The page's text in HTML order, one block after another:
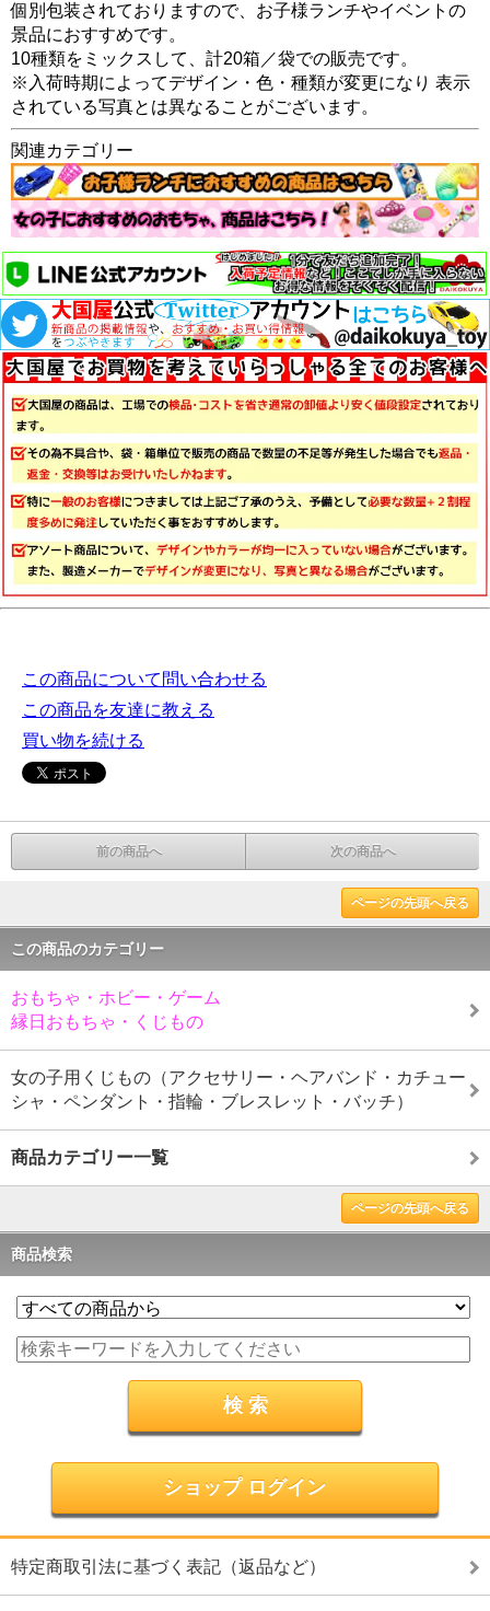
個別包装されておりますので、お子様ランチやイベントの
景品におすすめです。
10種類をミックスして、計20箱／袋での販売です。
※入荷時期によってデザイン・色・種類が変更になり 表示
されている写真とは異なることがございます。
関連カテゴリー
この商品について問い合わせる
この商品を友達に教える
買い物を続ける
前の商品へ 次の商品へ
ページの先頭へ戻る
この商品のカテゴリー
おもちゃ・ホビー・ゲーム
縁日おもちゃ・くじもの
女の子用くじもの（アクセサリー・ヘアバンド・カチュー
シャ・ペンダント・指輪・ブレスレット・バッチ）
商品カテゴリー一覧
ページの先頭へ戻る
商品検索
ショップ ログイン
特定商取引法に基づく表記（返品など）